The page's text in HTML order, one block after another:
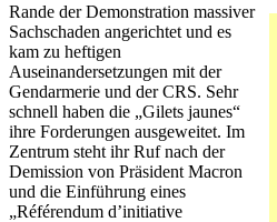
Rande der Demonstration massiver
Sachschaden angerichtet und es
kam zu heftigen
Auseinandersetzungen mit der
Gendarmerie und der CRS. Sehr
schnell haben die „Gilets jaunes“
ihre Forderungen ausgeweitet. Im
Zentrum steht ihr Ruf nach der
Demission von Präsident Macron
und die Einführung eines
„Référendum d’initiative